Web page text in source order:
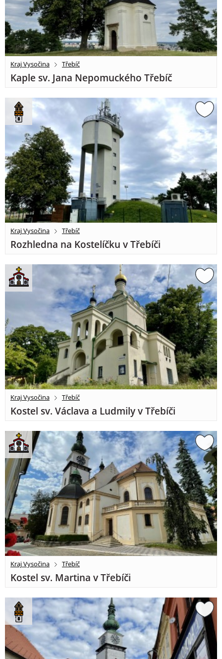
Kraj Vysočina Třebíč
Kaple sv. Jana Nepomuckého Třebíč
Kraj Vysočina Třebíč
Rozhledna na Kostelíčku v Třebíči
Kraj Vysočina Třebíč
Kostel sv. Václava a Ludmily v Třebíči
Kraj Vysočina Třebíč
Kostel sv. Martina v Třebíči